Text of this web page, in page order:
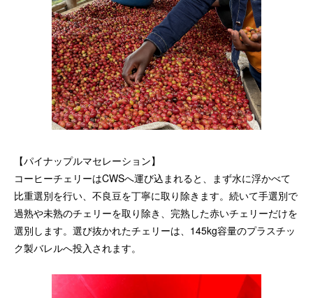
【パイナップルマセレーション】
コーヒーチェリーはCWSへ運び込まれると、まず水に浮かべて
比重選別を行い、不良豆を丁寧に取り除きます。続いて手選別で
過熟や未熟のチェリーを取り除き、完熟した赤いチェリーだけを
選別します。選び抜かれたチェリーは、145kg容量のプラスチッ
ク製バレルへ投入されます。